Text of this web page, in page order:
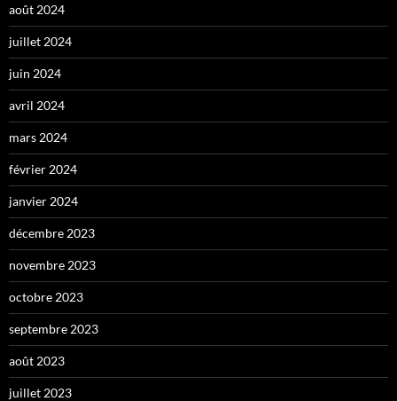
août 2024
juillet 2024
juin 2024
avril 2024
mars 2024
février 2024
janvier 2024
décembre 2023
novembre 2023
octobre 2023
septembre 2023
août 2023
juillet 2023